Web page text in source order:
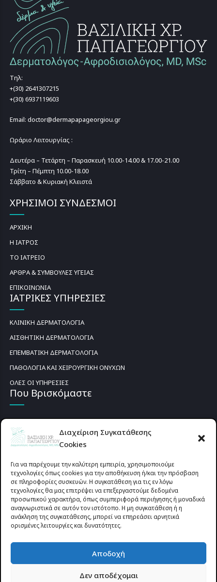
Διαχείριση Συγκατάθεσης
Cookies
Για να παρέχουμε την καλύτερη εμπειρία, χρησιμοποιούμε
τεχνολογίες όπως cookies για την αποθήκευση ή/και την πρόσβαση
σε πληροφορίες συσκευών. Η συγκατάθεση για τις εν λόγω
τεχνολογίες θα μας επιτρέψει να επεξεργαστούμε δεδομένα
προσωπικού χαρακτήρα, όπως συμπεριφορά περιήγησης ή μοναδικά
αναγνωριστικά σε αυτόν τον ιστότοπο. Η μη συγκατάθεση ή η
ανάκληση της συγκατάθεσης, μπορεί να επηρεάσει αρνητικά
ορισμένες λειτουργίες και δυνατότητες.
Αποδοχή
Δεν αποδέχομαι
Τηλ:
+(30) 2641307215
+(30) 6937119603
Email: doctor@dermapapageorgiou.gr
Ωράριο Λειτουργίας :
Δευτέρα – Τετάρτη – Παρασκευή 10.00-14.00 & 17.00-21.00
Τρίτη – Πέμπτη 10.00-18.00
Σάββατο & Κυριακή Κλειστά
ΧΡΗΣΙΜΟΙ ΣΥΝΔΕΣΜΟΙ
ΑΡΧΙΚΗ
Η ΙΑΤΡΟΣ
ΤΟ ΙΑΤΡΕΙΟ
ΑΡΘΡΑ & ΣΥΜΒΟΥΛΕΣ ΥΓΕΙΑΣ
ΕΠΙΚΟΙΝΩΝΙΑ
ΙΑΤΡΙΚΕΣ ΥΠΗΡΕΣΙΕΣ
ΚΛΙΝΙΚΗ ΔΕΡΜΑΤΟΛΟΓΙΑ
ΑΙΣΘΗΤΙΚΗ ΔΕΡΜΑΤΟΛΟΓΙΑ
ΕΠΕΜΒΑΤΙΚΗ ΔΕΡΜΑΤΟΛΟΓΙΑ
ΠΑΘΟΛΟΓΙΑ ΚΑΙ ΧΕΙΡΟΥΡΓΙΚΗ ΟΝΥΧΩΝ
ΟΛΕΣ ΟΙ ΥΠΗΡΕΣΙΕΣ
Που Βρισκόμαστε
Προυσιωτίσσης 27 & Δ.Σταϊκου , Αγρίνιο 30133 (έναντι γηπέδου